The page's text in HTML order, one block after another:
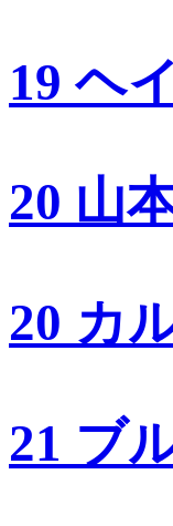
19 ヘ
20 山
20 カ
21 ブ